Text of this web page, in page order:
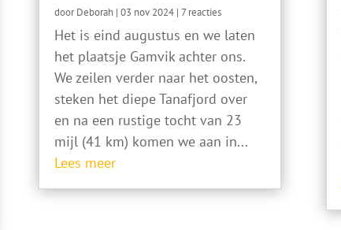
doorDeborah| 03 nov 2024| 7 reacties
Het is eind augustus en we laten
het plaatsje Gamvik achter ons.
We zeilen verder naar het oosten,
steken het diepe Tanafjord over
en na een rustige tocht van 23
mijl (41 km) komen we aan in...
Lees meer